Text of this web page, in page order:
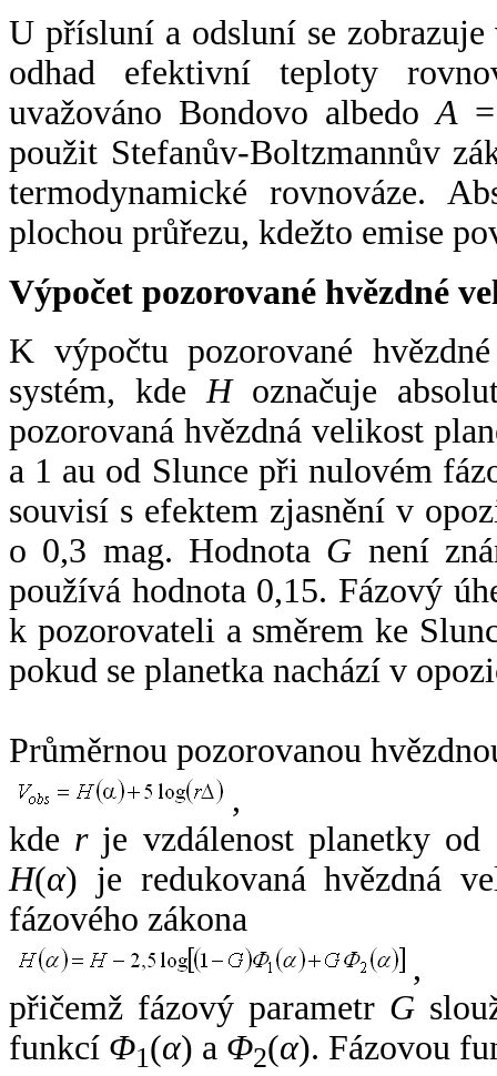
U přísluní a odsluní se
odhad efektivní teploty
uvažováno Bondovo albedoA
použit Stefanův-Boltzmannův
termodynamické rovnováze.
plochou průřezu, kdežto emise
Výpočet pozorované hvězdné
K výpočtu pozorované
systém, kde Hoznačuje
pozorovaná hvězdná velikost
a 1 au od Slunce při nulovém
souvisí s efektem zjasnění v
o 0,3 mag. Hodnota G není
používá hodnota 0,15. Fázový
k pozorovateli a směrem ke
pokud se planetka nachází v
Průměrnou pozorovanou
,
kde rje vzdálenost planetky od
H(α) je redukovaná hvězdná
fázového zákona
,
přičemž fázový parametr G
funkcí Φ1(α) a Φ2(α). Fázovou